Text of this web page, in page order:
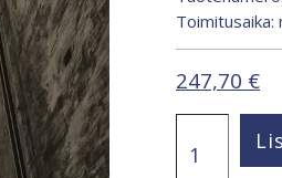
Toimitusaika:
247,70 €
186